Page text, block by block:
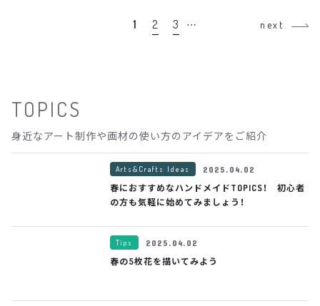
1 2 3 … next
TOPICS
身近なアート制作や画材の使い方のアイデアをご紹介
Arts&Crafts Ideas 2025.04.02
春におすすめなハンドメイドTOPICS！ 初心者
の方も気軽に始めてみましょう！
Tips 2025.04.02
春の5枚花を描いてみよう